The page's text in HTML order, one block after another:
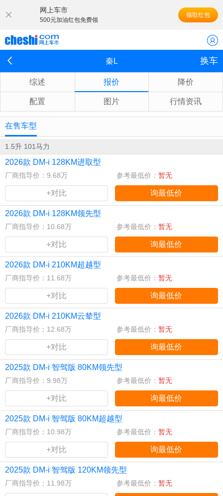
网上车市
500元加油红包免费领
领取红包
秦L 换车
综述 报价 降价
配置 图片 行情资讯
在售车型
1.5升 101马力
2026款 DM-i 128KM进取型
厂商指导价：9.68万 参考最低价： 暂无
+对比 询最低价
2026款 DM-i 128KM领先型
厂商指导价：10.68万 参考最低价： 暂无
+对比 询最低价
2026款 DM-i 210KM超越型
厂商指导价：11.68万 参考最低价： 暂无
+对比 询最低价
2026款 DM-i 210KM云辇型
厂商指导价：12.68万 参考最低价： 暂无
+对比 询最低价
2025款 DM-i 智驾版 80KM领先型
厂商指导价：9.98万 参考最低价： 暂无
+对比 询最低价
2025款 DM-i 智驾版 80KM超越型
厂商指导价：10.98万 参考最低价： 暂无
+对比 询最低价
2025款 DM-i 智驾版 120KM领先型
厂商指导价：11.98万 参考最低价： 暂无